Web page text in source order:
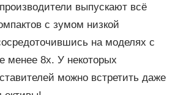
выпускают всё
с зумом низкой
на моделях с
менее 8х. У некоторых
можно встретить даже